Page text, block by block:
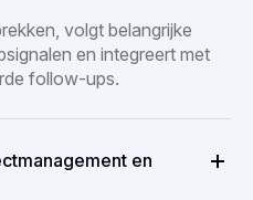
volgt belangrijke
en integreert met
follow-ups.
en